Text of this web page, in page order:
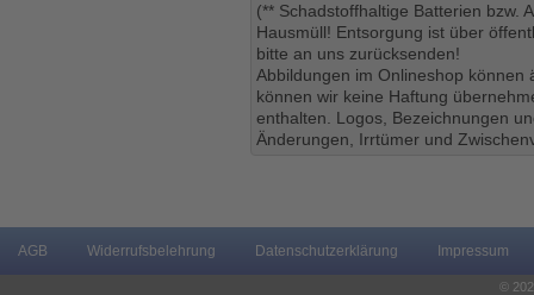
(** Schadstoffhaltige Batterien bzw.
Hausmüll! Entsorgung ist über
bitte an uns zurücksenden!
Abbildungen im Onlineshop
können wir keine Haftung
enthalten. Logos, Bezeichnungen
Änderungen, Irrtümer und
AGB Widerrufsbelehrung Datenschutzerklärung Impressum
©